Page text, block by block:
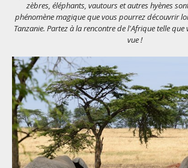
zèbres, éléphants, vautours et autres hyènes
phénomène magique que vous pourrez découvrir
Tanzanie. Partez à la rencontre de l'Afrique telle que
vue !